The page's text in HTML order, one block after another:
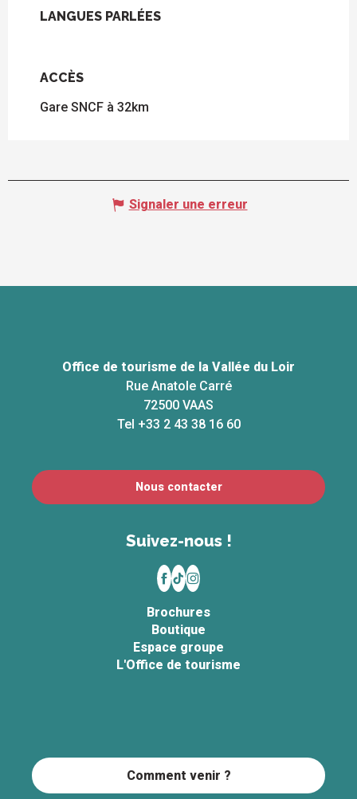
LANGUES PARLÉES
LANGUES PARLÉES
ACCÈS
ACCÈS
Gare SNCF à 32km
Signaler une erreur
Office de tourisme de la Vallée du Loir
Rue Anatole Carré
72500 VAAS
Tel +33 2 43 38 16 60
Nous contacter
Suivez-nous !
Brochures
Boutique
Espace groupe
L'Office de tourisme
Comment venir ?